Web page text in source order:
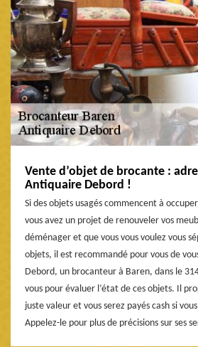
Vente d’objet de brocante :
Antiquaire Debord !
Si des objets usagés commencent à
vous avez un projet de renouveler vos
déménager et que vous vous voulez vous
objets, il est recommandé pour vous de
Debord, un brocanteur à Baren, dans le
vous pour évaluer l’état de ces objets. Il
juste valeur et vous serez payés cash si
Appelez-le pour plus de précisions sur ses